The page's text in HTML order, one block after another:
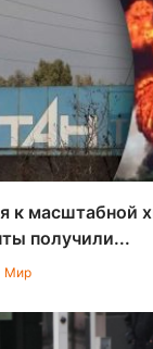
к масштабной
получили...
Мир